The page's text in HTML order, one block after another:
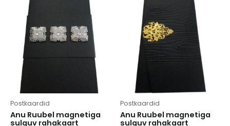
Postkaardid
Anu Ruubel magnetiga
sulguv rahakaart
Postkaardid
Anu Ruubel magnetiga
sulguv rahakaart